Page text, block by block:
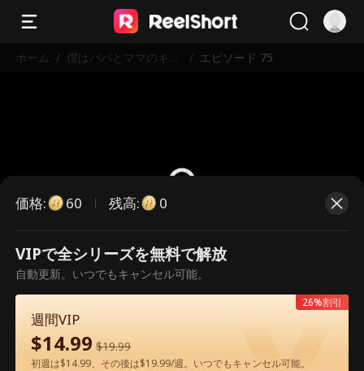
ホーム / 僕はパパとママのキュ
/ エピソード 75
こちらは有料のエピソードです。視
聴いただくには解放が必要です。
価格: 60 残高: 0
VIPで全シリーズを無料で解放
自動更新。いつでもキャンセル可能。
週間VIP
$14.99 $19.99
初週は$14.99、その後は$19.99/週。いつでもキャンセル可能。
26%割引